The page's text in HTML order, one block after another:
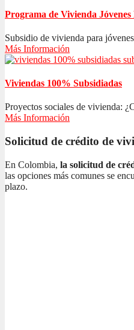
Programa de Vivienda
Subsidio de vivienda para
Más Información
Viviendas 100% Subsidiadas
Proyectos sociales de vivienda:
Más Información
Solicitud de crédito de
En Colombia, la solicitud de
las opciones más comunes se
plazo.